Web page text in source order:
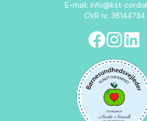
E-mail: info@kst-
CVR nr. 36144734